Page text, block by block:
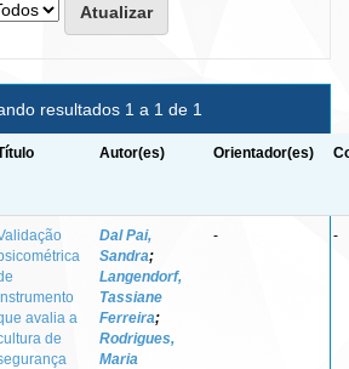
resultados 1 a 1 de 1
Autor(es) Orientador(es)
avalia a
de
Dal Pai,
Sandra;
Langendorf,
Tassiane
Ferreira;
Rodrigues,
Maria
- -